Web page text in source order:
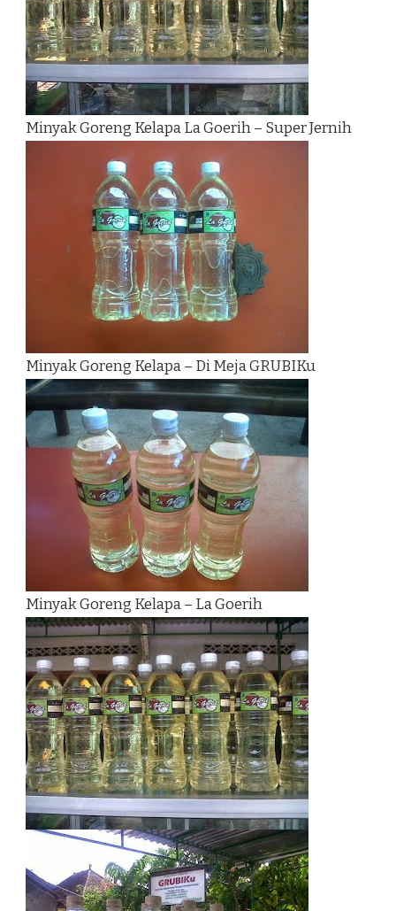
Minyak Goreng Kelapa La Goerih – Super Jernih
Minyak Goreng Kelapa – Di Meja GRUBIKu
Minyak Goreng Kelapa – La Goerih